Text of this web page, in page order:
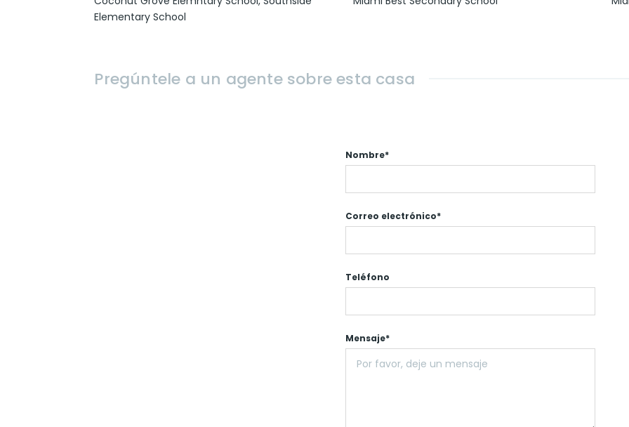
Elementary School
Pregúntele a un agente sobre esta casa
Nombre*
Correo electrónico*
Teléfono
Mensaje*